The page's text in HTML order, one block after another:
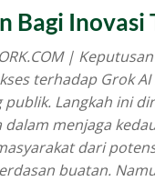
Bagi Inovasi
|
terhadap Grok
Langkah ini
dalam menjaga
dari
buatan.